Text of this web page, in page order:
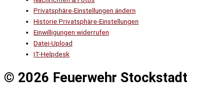
Privatsphäre-Einstellungen ändern
Historie Privatsphäre-Einstellungen
Einwilligungen widerrufen
Datei-Upload
IT-Helpdesk
© 2026 Feuerwehr Stockstadt